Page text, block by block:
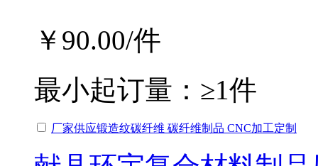
￥90.00/件
最小起订量： ≥1件
厂家供应锻造纹碳纤维 碳纤维制品 CNC加工定制